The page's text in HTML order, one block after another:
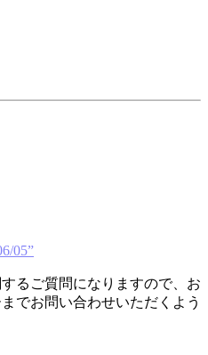
05”
るご質問になりますので、お
でお問い合わせいただくよう